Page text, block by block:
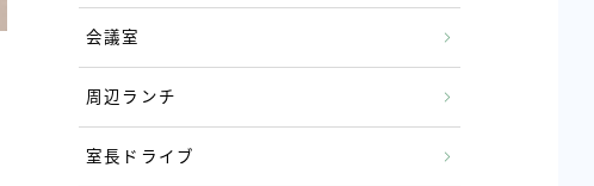
会議室
周辺ランチ
室長ドライブ